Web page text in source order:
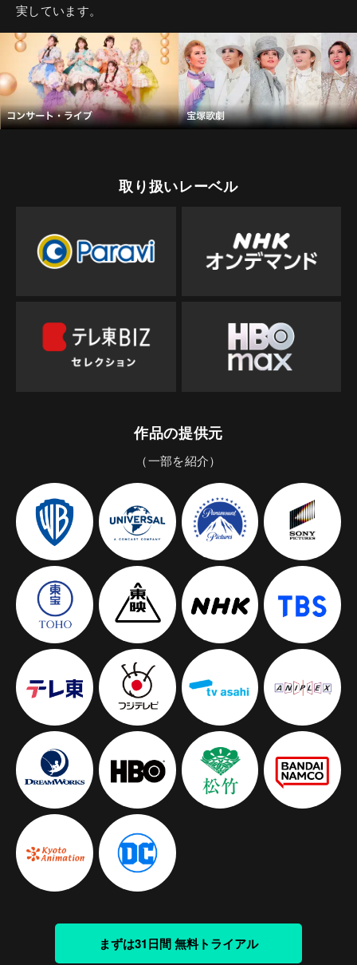
実しています。
取り扱いレーベル
作品の提供元
（一部を紹介）
まずは31日間 無料トライアル